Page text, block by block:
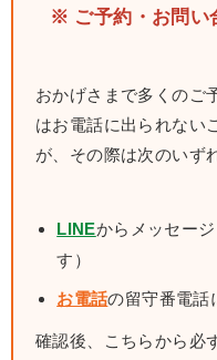
※ ご予約・お問い
おかげさまで多くのご
はお電話に出られない
が、その際は次のいず
LINEからメッセー
す）
お電話の留守番電話
確認後、こちらから必